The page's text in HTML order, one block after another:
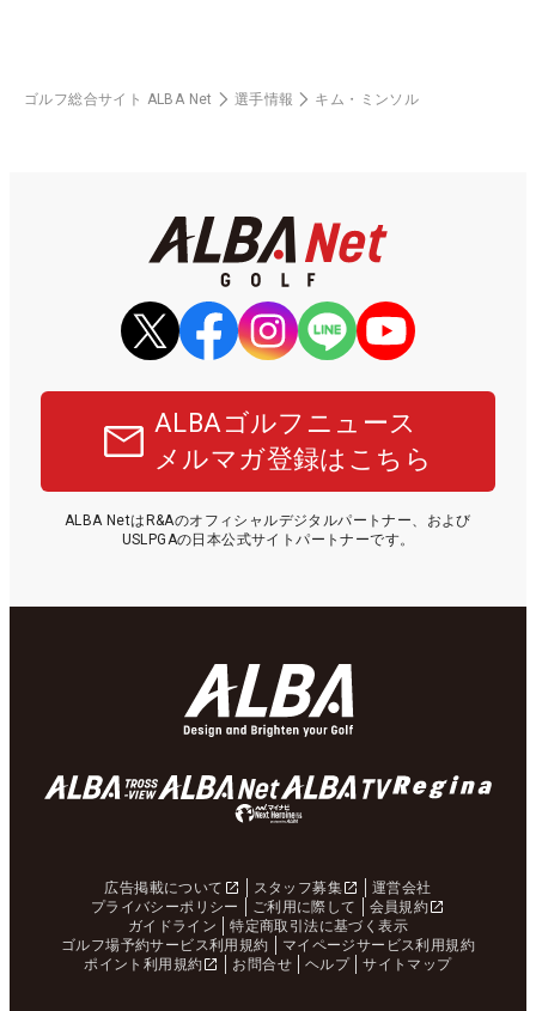
ゴルフ総合サイト ALBA Net 選手情報 キム・ミンソル
ALBAゴルフニュース
メルマガ登録はこちら
ALBA NetはR&Aのオフィシャルデジタルパートナー、および
USLPGAの日本公式サイトパートナーです。
広告掲載について スタッフ募集
運営会社
プライバシーポリシー
ご利用に際して
会員規約
ガイドライン
特定商取引法に基づく表示
ゴルフ場予約サービス利用規約
マイページサービス利用規約
ポイント利用規約
お問合せ ヘルプ サイトマップ